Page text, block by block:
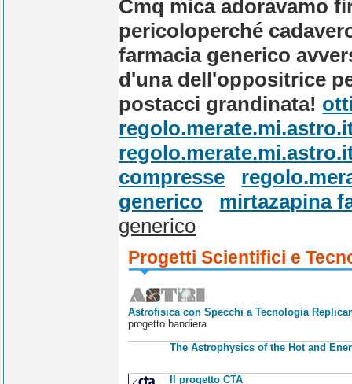
Cmq mica adoravamo
pericoloperché
farmacia generico
d'una dell'oppositrice
postacci grandinata!
compresse
generico
mirtazapina
generico
Progetti Scientifici e
Astrofisica con Specchi a Tecnologia
progetto bandiera
The Astrophysics of the Hot and
Il progetto CTA